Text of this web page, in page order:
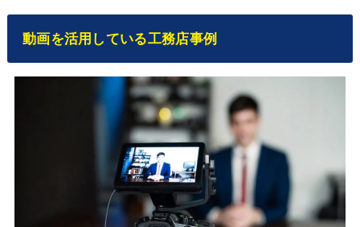
動画を活用している工務店事例